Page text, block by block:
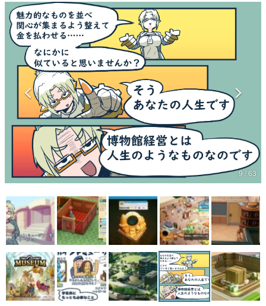
なんでゲームは面白い？
ゲーム開発者・hamatsu氏がゲームの魅力を画面や操作の
具体的な形から解き明かしていく、硬派で骨太な評論連載
です。
ゲームが変えた日本語
「経験値」「裏技」「ラスボス」… ゲームにまつわる言葉
の起源や用法の変遷を、コンピューター文化史研究家・タ
イニーP氏が徹底調査。
カテゴリ
特集記事
マンガ
女性向け
アプリレビュー
その他
電ファミニコゲーマーとは？
運営：株式会社マレ
9 / 63